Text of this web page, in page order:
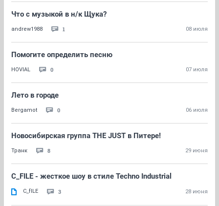
Что с музыкой в н/к Щука?
andrew1988 1 08 июля
Помогите определить песню
HOVIAL 0 07 июля
Лето в городе
Bergamot 0 06 июля
Новосибирская группа THE JUST в Питере!
Транк 8 29 июня
C_FILE - жесткое шоу в стиле Techno Industrial
C_fILE 3 28 июня